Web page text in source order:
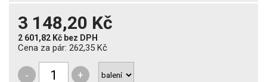
3 148,20 Kč
2 601,82 Kč bez DPH
Cena za pár: 262,35 Kč
- +